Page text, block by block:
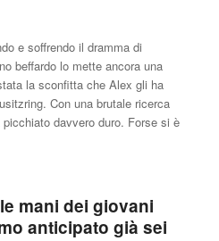
e soffrendo il dramma di
beffardo lo mette ancora una
la sconfitta che Alex gli ha
Con una brutale ricerca
davvero duro. Forse si è
mani dei giovani
anticipato già sei